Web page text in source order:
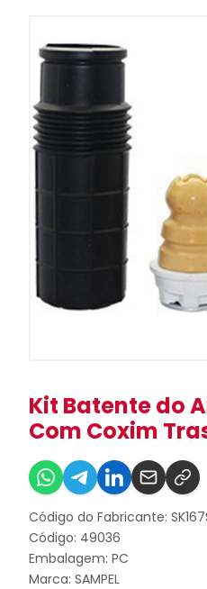
Kit Batente do
Com Coxim
Código do Fabricante:
Código: 49036
Embalagem: PC
Marca: SAMPEL